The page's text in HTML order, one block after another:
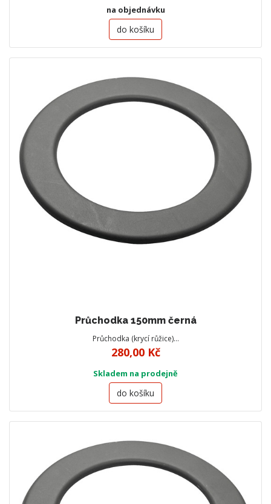
na objednávku
do košíku
Průchodka 150mm černá
Průchodka (krycí růžice)…
280,00 Kč
Skladem na prodejně
do košíku